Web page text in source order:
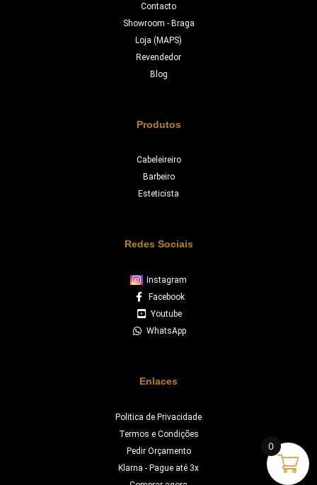
Contacto
Showroom - Braga
Loja (MAPS)
Revendedor
Blog
Produtos
Cabeleireiro
Barbeiro
Esteticista
Redes Sociais
Instagram
Facebook
Youtube
WhatsApp
Enlaces
Politica de Privacidade
Termos e Condições
Pedir Orçamento
Klarna - Pague até 3x
0